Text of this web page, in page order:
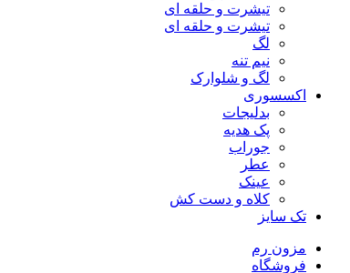
تیشرت و حلقه ای
تیشرت و حلقه ای
لگ
نیم تنه
لگ و شلوارک
اکسسوری
بدلیجات
پک هدیه
جوراب
عطر
عینک
کلاه و دست کش
تک سایز
مزون رم
فروشگاه